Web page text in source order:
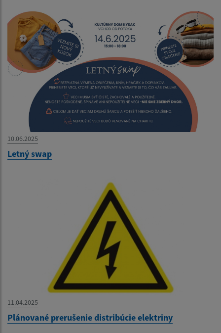
10.06.2025
Letný swap
11.04.2025
Plánované prerušenie distribúcie elektriny